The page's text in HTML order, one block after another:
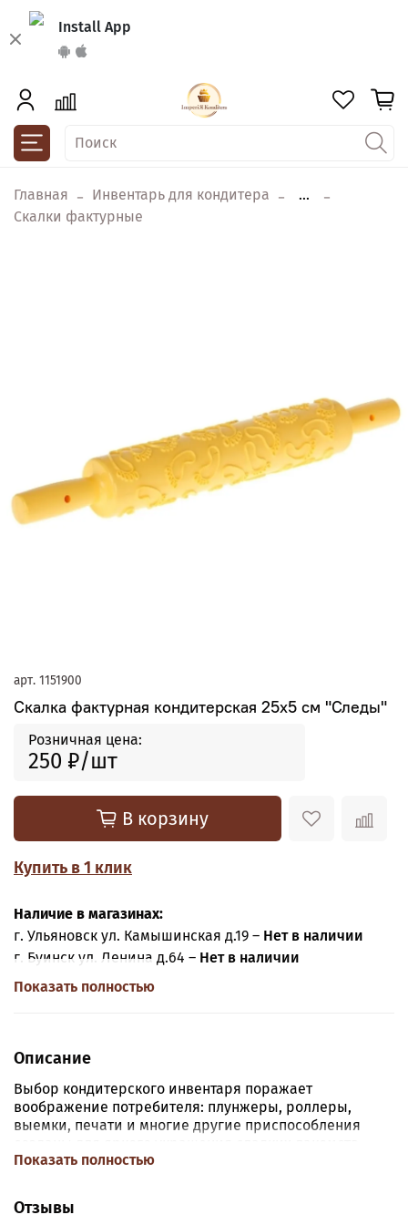
Install App
Главная Инвентарь для кондитера
...
Скалки фактурные
арт. 1151900
Скалка фактурная кондитерская 25х5 см "Следы"
Розничная цена:
250 ₽
В корзину
Купить в 1 клик
Наличие в магазинах:
г. Ульяновск ул. Камышинская д.19 – Нет в наличии
г. Буинск ул. Ленина д.64 – Нет в наличии
Показать полностью
Описание
Выбор кондитерского инвентаря поражает
воображение потребителя: плунжеры, роллеры,
выемки, печати и многие другие приспособления
Скалка кондитерская фактурная 39 см "Следы"
в приготовлении эффектных десертных блюд.
Оригинальная текстурная поверхность изделий
Показать полностью
Отзывы